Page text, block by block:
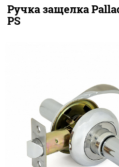
Ручка защелка
PS